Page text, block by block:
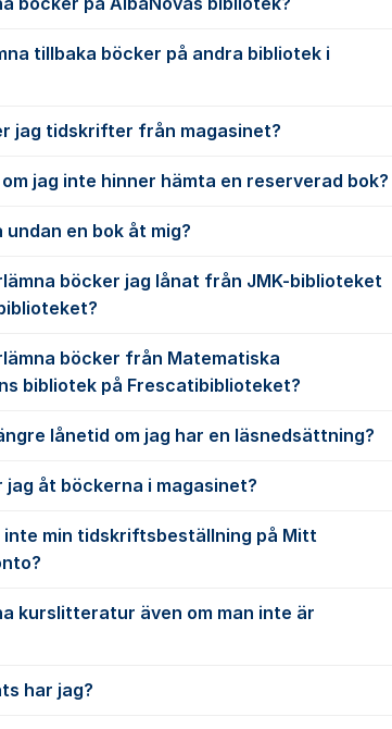
tillbaka böcker på andra bibliotek i
jag tidskrifter från magasinet?
jag inte hinner hämta en reserverad bok?
undan en bok åt mig?
böcker jag lånat från JMK-biblioteket
böcker från Matematiska
bibliotek på Frescatibiblioteket?
lånetid om jag har en läsnedsättning?
jag åt böckerna i magasinet?
min tidskriftsbeställning på Mitt
kurslitteratur även om man inte är
har jag?